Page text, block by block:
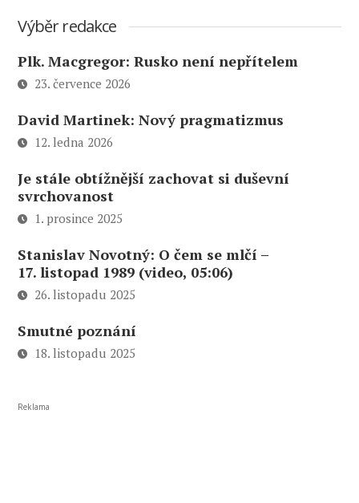
Výběr redakce
Plk. Macgregor: Rusko není nepřítelem
23. července 2026
David Martinek: Nový pragmatizmus
12. ledna 2026
Je stále obtížnější zachovat si duševní
svrchovanost
1. prosince 2025
Stanislav Novotný: O čem se mlčí –
17. listopad 1989 (video, 05:06)
26. listopadu 2025
Smutné poznání
18. listopadu 2025
Reklama